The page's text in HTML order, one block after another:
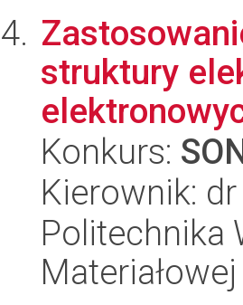
struktury
Konkurs:
Kierownik:
Politechnika
Materiałowej